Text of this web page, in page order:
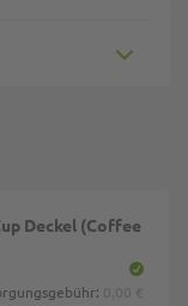
Deckel (Coffee